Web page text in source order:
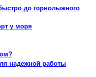
до горнолыжного
у моря
надежной работы